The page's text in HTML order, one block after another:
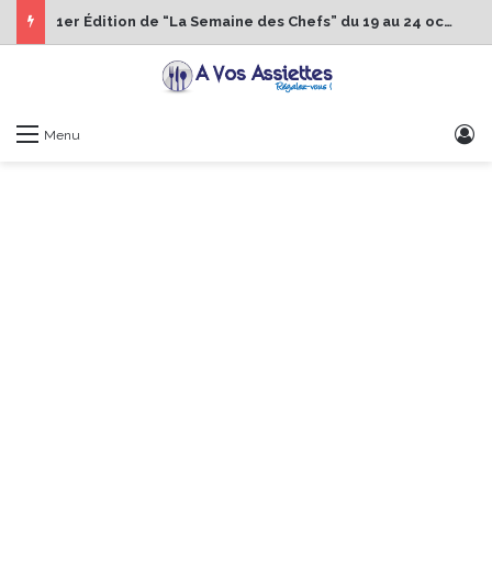
1er Édition de “La Semaine des Chefs” du 19 au 24 octobre 2026
Menu